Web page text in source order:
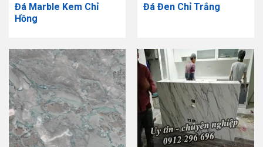
Đá Marble Kem Chỉ
Hồng
Đá Đen Chỉ Trắng